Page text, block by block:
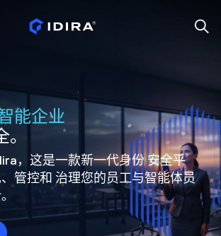
能企业
，这是一款新一代身份安全平
管控和 治理您的员工与智能体员